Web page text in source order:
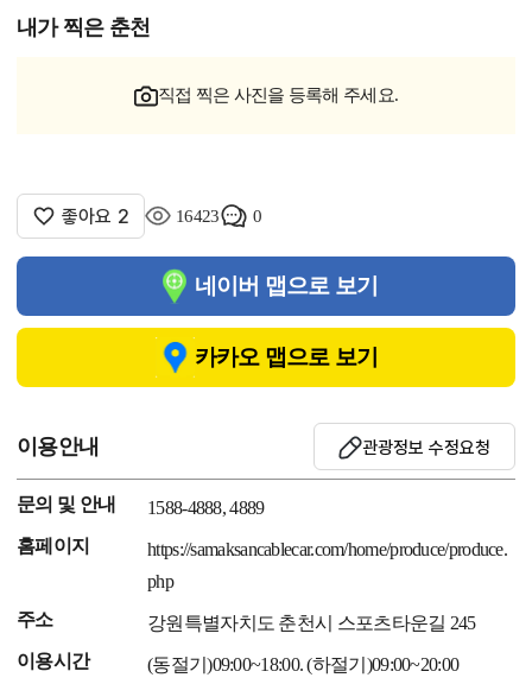
내가 찍은 춘천
직접 찍은 사진을 등록해 주세요.
좋아요 2 16423 0
네이버 맵으로 보기
카카오 맵으로 보기
이용안내 관광정보 수정요청
문의 및 안내
1588-4888, 4889
홈페이지
https://samaksancablecar.com/home/produce/produce.
php
주소
강원특별자치도 춘천시 스포츠타운길 245
이용시간
(동절기)09:00~18:00. (하절기)09:00~20:00